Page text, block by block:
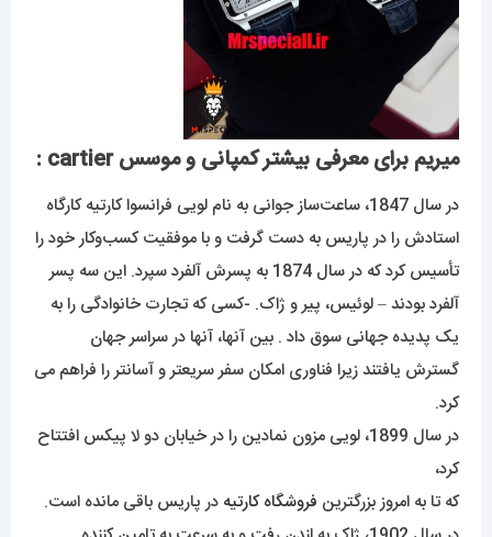
میریم برای معرفی بیشتر کمپانی و موسس cartier :
در سال 1847، ساعت‌ساز جوانی به نام لویی فرانسوا کارتیه کارگاه
استادش را در پاریس به دست گرفت و با موفقیت کسب‌وکار خود را
تأسیس کرد که در سال 1874 به پسرش آلفرد سپرد. این سه پسر
آلفرد بودند – لوئیس، پیر و ژاک. -کسی که تجارت خانوادگی را به
یک پدیده جهانی سوق داد . بین آنها، آنها در سراسر جهان
گسترش یافتند زیرا فناوری امکان سفر سریعتر و آسانتر را فراهم می
کرد.
در سال 1899، لویی مزون نمادین را در خیابان دو لا پیکس افتتاح
کرد،
که تا به امروز بزرگترین فروشگاه کارتیه در پاریس باقی مانده است.